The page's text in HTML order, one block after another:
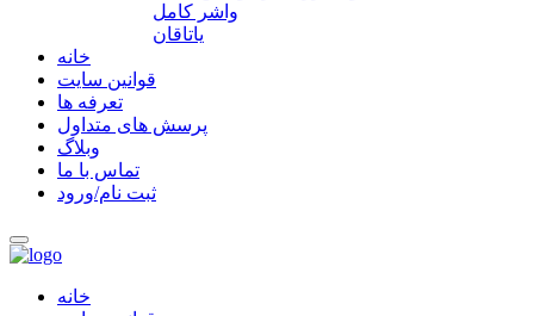
واشر کامل
یاتاقان
خانه
قوانین سایت
تعرفه ها
پرسش های متداول
وبلاگ
تماس با ما
ثبت نام/ورود
خانه